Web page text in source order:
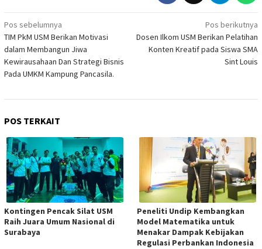
Navigasi
pos
Pos sebelumnya
TIM PkM USM Berikan Motivasi
dalam Membangun Jiwa
Kewirausahaan Dan Strategi Bisnis
Pada UMKM Kampung Pancasila.
Pos berikutnya
Dosen Ilkom USM Berikan Pelatihan
Konten Kreatif pada Siswa SMA
Sint Louis
POS TERKAIT
Kontingen Pencak Silat USM
Raih Juara Umum Nasional di
Surabaya
Peneliti Undip Kembangkan
Model Matematika untuk
Menakar Dampak Kebijakan
Regulasi Perbankan Indonesia